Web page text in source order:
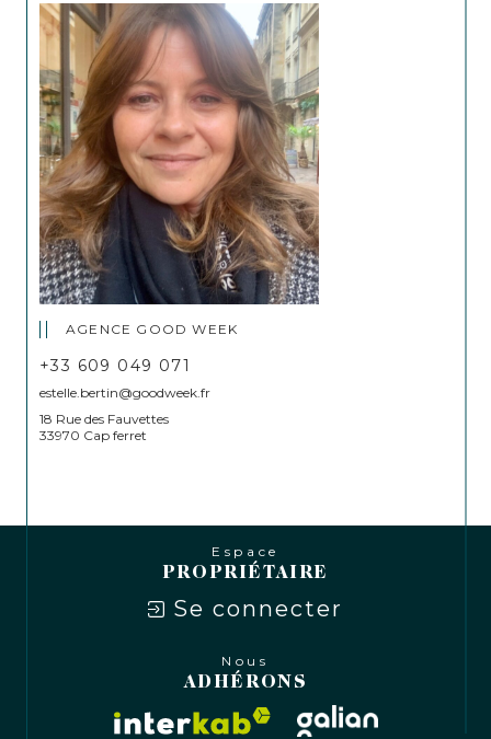
AGENCE GOOD WEEK
+33 609 049 071
estelle.bertin@goodweek.fr
18 Rue des Fauvettes
33970 Cap ferret
Espace
PROPRIÉTAIRE
Se connecter
Nous
ADHÉRONS